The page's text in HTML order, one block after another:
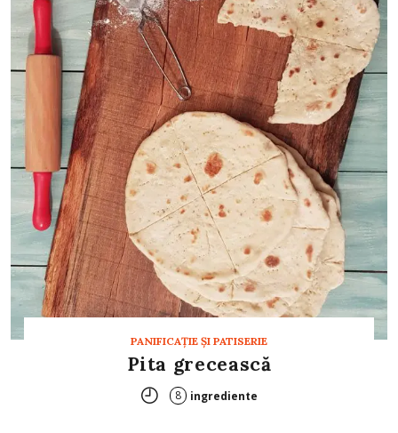
PANIFICAŢIE ŞI PATISERIE
Pita grecească
8 ingrediente